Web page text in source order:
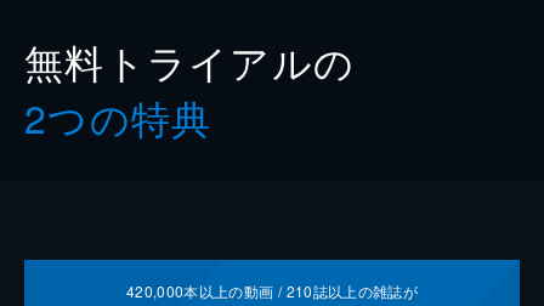
無料トライアルの
2つの特典
420,000本以上の動画 /210誌以上の雑誌が